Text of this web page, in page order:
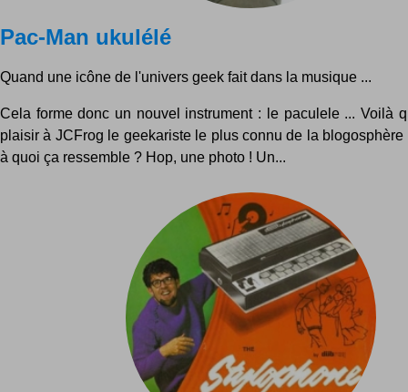
Pac-Man ukulélé
Quand une icône de l'univers geek fait dans la musique ...
Cela forme donc un nouvel instrument : le paculele ... Voilà
plaisir à JCFrog le geekariste le plus connu de la blogosphère
à quoi ça ressemble ? Hop, une photo ! Un...